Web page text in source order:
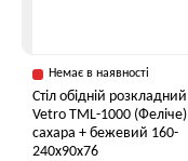
Немає в наявності
Стіл обідній розкладний
Vetro ТМL-1000 (Феліче)
сахара + бежевий 160-
240x90x76